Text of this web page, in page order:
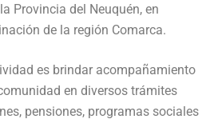
Provincia del Neuquén, en
de la región Comarca.
es brindar acompañamiento
en diversos trámites
pensiones, programas sociales